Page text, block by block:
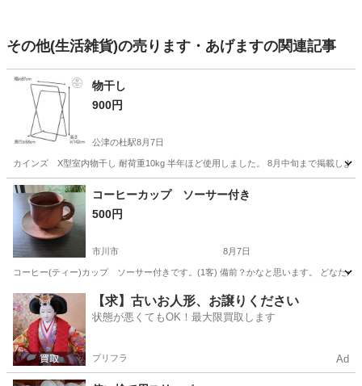
その他(生活雑貨)の売ります・あげますの関連記事
物干し
900円
公津の杜駅8月7日
カインズ X型室内物干し 耐荷重10kg 半年ほど使用しました。 8月中旬まで掲載しよ
千葉 成田市 公津の杜駅 洗濯用品
コーヒーカップ ソーサー付き
500円
市川市 8月7日
コーヒー(ティー)カップ ソーサー付きです。(1客) 備前？かなと思います。 どなたか
千葉 市川市 食器 コーヒーカップ
【求】古いお人形、お譲りください
状態が悪くてもOK！最大限買取します
プリフラ Ad